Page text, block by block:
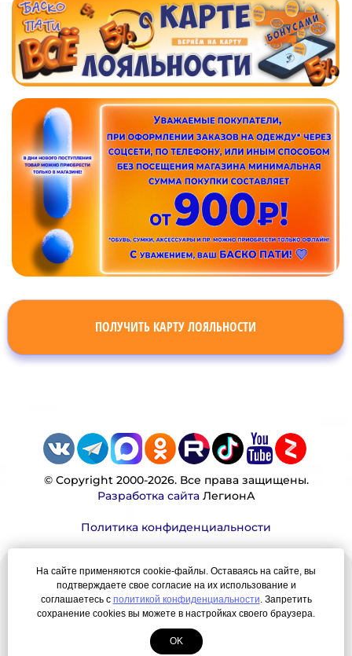
ПОЛУЧИТЬ КАРТУ ЛОЯЛЬНОСТИ
© Copyright 2000-2026. Все права защищены.
Разработка сайтаЛегионА
Политика конфиденциальности
Наша миссия:
Мы — честно, много, давно продаем вещи,
которые Вы ищете. Для нас главная ценность —
результат для нашего клиента!
На сайте применяются cookie-файлы. Оставаясь на сайте, вы
подтверждаете свое согласие на их использование и
соглашаетесь с политикой конфиденциальности. Запретить
сохранение cookies вы можете в настройках своего браузера.
OK